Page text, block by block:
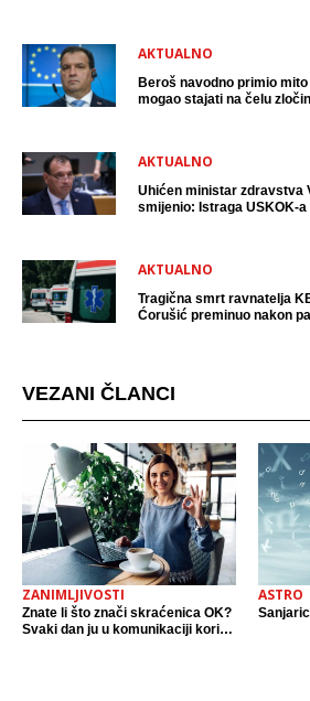
AKTUALNO
Beroš navodno primio
mogao stajati na čelu
AKTUALNO
Uhićen ministar zdravstva
smijenio: Istraga USKOK-
AKTUALNO
Tragična smrt ravnatelja
Ćorušić preminuo nakon
VEZANI ČLANCI
ZANIMLJIVOSTI
Znate li što znači skraćenica OK?
Svaki dan ju u komunikaciji koristi
ASTRO